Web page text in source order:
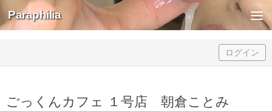
Skip to content
Paraphilia
ログイン
ごっくんカフェ １号店 朝倉ことみ